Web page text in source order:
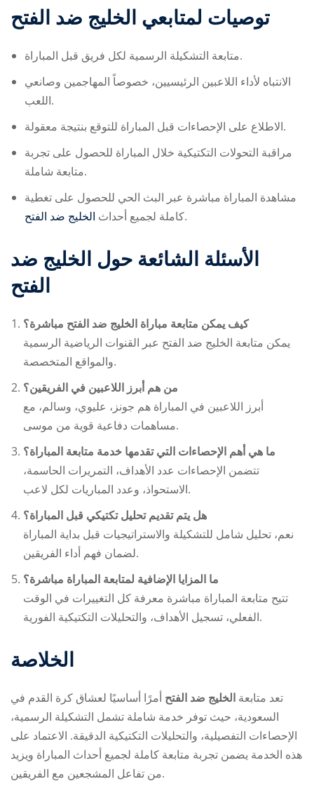
توصيات لمتابعي الخليج ضد الفتح
متابعة التشكيلة الرسمية لكل فريق قبل المباراة.
الانتباه لأداء اللاعبين الرئيسيين، خصوصاً المهاجمين وصانعي
اللعب.
الاطلاع على الإحصاءات قبل المباراة للتوقع بنتيجة معقولة.
مراقبة التحولات التكتيكية خلال المباراة للحصول على تجربة
متابعة شاملة.
مشاهدة المباراة مباشرة عبر البث الحي للحصول على تغطية
كاملة لجميع أحداث الخليج ضد الفتح .
الأسئلة الشائعة حول الخليج ضد
الفتح
كيف يمكن متابعة مباراة الخليج ضد الفتح مباشرة؟
يمكن متابعة الخليج ضد الفتح عبر القنوات الرياضية الرسمية
والمواقع المتخصصة.
من هم أبرز اللاعبين في الفريقين؟
أبرز اللاعبين في المباراة هم جونز، عليوي، وسالم، مع
مساهمات دفاعية قوية من موسى.
ما هي أهم الإحصاءات التي تقدمها خدمة متابعة المباراة؟
تتضمن الإحصاءات عدد الأهداف، التمريرات الحاسمة،
الاستحواذ، وعدد المباريات لكل لاعب.
هل يتم تقديم تحليل تكتيكي قبل المباراة؟
نعم، تحليل شامل للتشكيلة والاستراتيجيات قبل بداية المباراة
لضمان فهم أداء الفريقين.
ما المزايا الإضافية لمتابعة المباراة مباشرة؟
تتيح متابعة المباراة مباشرة معرفة كل التغييرات في الوقت
الفعلي، تسجيل الأهداف، والتحليلات التكتيكية الفورية.
الخلاصة
تعد متابعة الخليج ضد الفتح أمرًا أساسيًا لعشاق كرة القدم في
السعودية، حيث توفر خدمة شاملة تشمل التشكيلة الرسمية،
الإحصاءات التفصيلية، والتحليلات التكتيكية الدقيقة. الاعتماد على
هذه الخدمة يضمن تجربة متابعة كاملة لجميع أحداث المباراة ويزيد
من تفاعل المشجعين مع الفريقين.